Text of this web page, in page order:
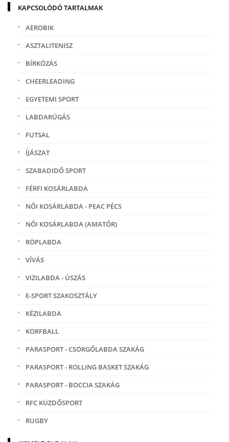
KAPCSOLÓDÓ TARTALMAK
AEROBIK
ASZTALITENISZ
BÍRKÓZÁS
CHEERLEADING
EGYETEMI SPORT
LABDARÚGÁS
FUTSAL
ÍJÁSZAT
SZABADIDŐ SPORT
FÉRFI KOSÁRLABDA
NŐI KOSÁRLABDA - PEAC PÉCS
NŐI KOSÁRLABDA (AMATŐR)
RÖPLABDA
VÍVÁS
VIZILABDA - ÚSZÁS
E-SPORT SZAKOSZTÁLY
KÉZILABDA
KORFBALL
PARASPORT - CSÖRGŐLABDA SZAKÁG
PARASPORT - ROLLING BASKET SZAKÁG
PARASPORT - BOCCIA SZAKÁG
RFC KÜZDŐSPORT
RUGBY